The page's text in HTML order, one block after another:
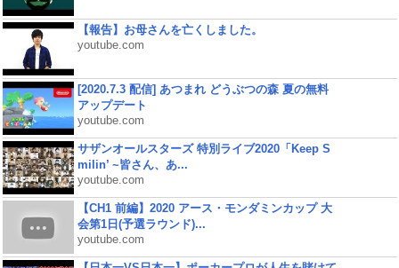
【報告】お母さんを亡くしました。
youtube.com
[2020.7.3 配信] あつまれ どうぶつの森 夏の無料
アップデート
youtube.com
サザンオールスターズ 特別ライブ2020「Keep S
milin’ ~皆さん、あ...
youtube.com
【CH1 前編】2020 アース・モンダミンカップ 大
会第1日(予選ラウンド)...
youtube.com